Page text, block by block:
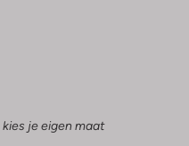
je eigen maat